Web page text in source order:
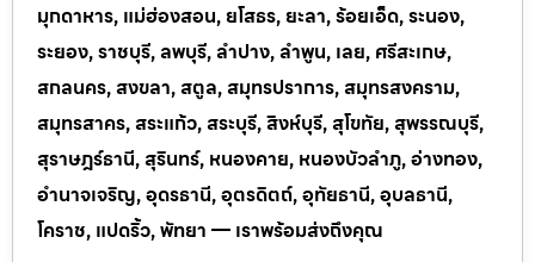
มุกดาหาร, แม่ฮ่องสอน, ยโสธร, ยะลา, ร้อยเอ็ด, ระนอง,
ระยอง, ราชบุรี, ลพบุรี, ลำปาง, ลำพูน, เลย, ศรีสะเกษ,
สกลนคร, สงขลา, สตูล, สมุทรปราการ, สมุทรสงคราม,
สมุทรสาคร, สระแก้ว, สระบุรี, สิงห์บุรี, สุโขทัย, สุพรรณบุรี,
สุราษฎร์ธานี, สุรินทร์, หนองคาย, หนองบัวลำภู, อ่างทอง,
อำนาจเจริญ, อุดรธานี, อุตรดิตถ์, อุทัยธานี, อุบลธานี,
โคราช, แปดริ้ว, พัทยา — เราพร้อมส่งถึงคุณ